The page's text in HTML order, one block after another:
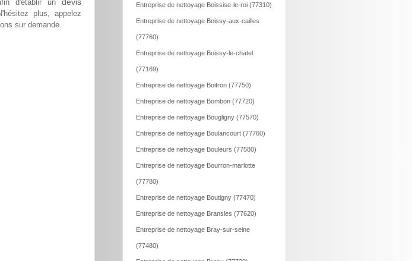
d'établir un devis
plus, appelez
sur demande.
Entreprise de nettoyage Boissise-le-roi (77310)
Entreprise de nettoyage Boissy-aux-cailles
(77760)
Entreprise de nettoyage Boissy-le-chatel
(77169)
Entreprise de nettoyage Boitron (77750)
Entreprise de nettoyage Bombon (77720)
Entreprise de nettoyage Bougligny (77570)
Entreprise de nettoyage Boulancourt (77760)
Entreprise de nettoyage Bouleurs (77580)
Entreprise de nettoyage Bourron-marlotte
(77780)
Entreprise de nettoyage Boutigny (77470)
Entreprise de nettoyage Bransles (77620)
Entreprise de nettoyage Bray-sur-seine
(77480)